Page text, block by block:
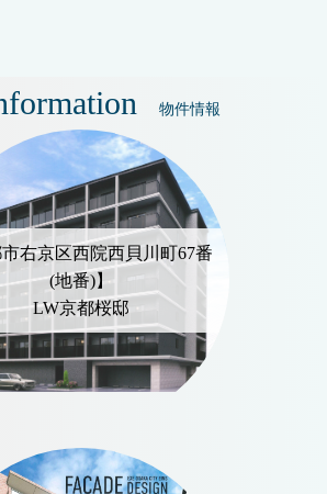
物件情報
右京区西院西貝川町67番
(地番)】
LW京都桜邸